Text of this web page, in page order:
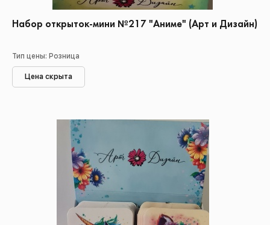
Набор открыток-мини №217 "Аниме" (Арт и Дизайн)
Тип цены: Розница
Цена скрыта